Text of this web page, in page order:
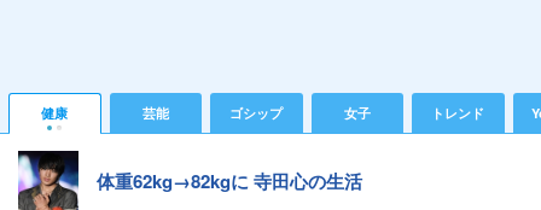
健康 芸能 ゴシップ 女子 トレンド
体重62kg→82kgに 寺田心の生活